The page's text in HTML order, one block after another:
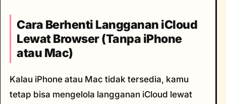
Cara Berhenti Langganan iCloud
Lewat Browser (Tanpa iPhone
atau Mac)
Kalau iPhone atau Mac tidak tersedia, kamu
tetap bisa mengelola langganan iCloud lewat